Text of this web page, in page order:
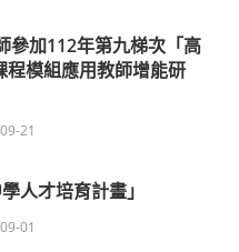
參加112年第九梯次「高
程模組應用教師增能研
21
人才培育計畫」
01